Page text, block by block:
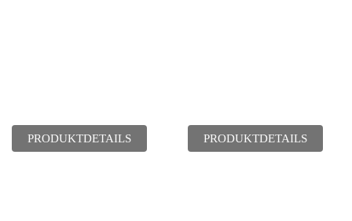
PRODUKTDETAILS PRODUKTDETAILS